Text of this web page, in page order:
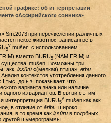
графике: об интерпретации
«Ассирийского сонника»
Sm.2073 при перечислении различных
некое животное, записанное в
5
v .mušen, с использованием
вместо BURU5(NAM.ERIM) и
.mušen. Возможны три
акк. iṣṣūru «(мелкая) птица», erbu
контекстов употребления данного
тыс. до н.э. показывает, что
варианта знака или наличие
одного из вариантов. В связи с этим
интерпретация BURU5
v.mušen как акк.
в отличие от āribu, широко
в то время как iṣṣūru в подобных
другой шумерограммы.